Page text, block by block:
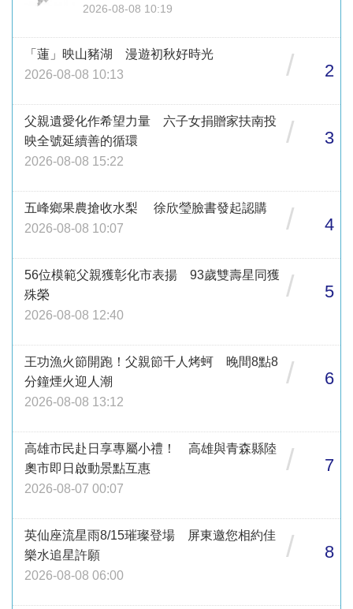
2026-08-08 10:19
「蓮」映山豬湖 漫遊初秋好時光
2026-08-08 10:13
/ 2
父親遺愛化作希望力量 六子女捐贈家扶南投
映全號延續善的循環
2026-08-08 15:22
/ 3
五峰鄉果農搶收水梨 徐欣瑩臉書發起認購
2026-08-08 10:07
/ 4
56位模範父親獲彰化市表揚 93歲雙壽星同獲
殊榮
2026-08-08 12:40
/ 5
王功漁火節開跑！父親節千人烤蚵 晚間8點8
分鐘煙火迎人潮
2026-08-08 13:12
/ 6
高雄市民赴日享專屬小禮！ 高雄與青森縣陸
奧市即日啟動景點互惠
2026-08-07 00:07
/ 7
英仙座流星雨8/15璀璨登場 屏東邀您相約佳
樂水追星許願
2026-08-08 06:00
/ 8